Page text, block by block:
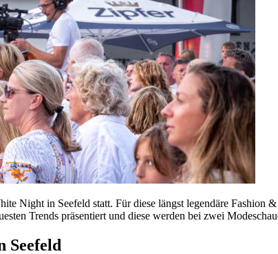
Night in Seefeld statt. Für diese längst legendäre
Trends präsentiert und diese werden bei zwei
Seefeld